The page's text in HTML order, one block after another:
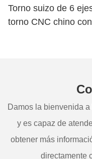
Torno suizo de 6
torno CNC chino
Damos la bienvenida
y es capaz de
obtener más
directamente